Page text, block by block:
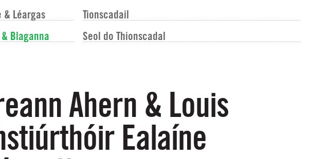
& Léargas
Blaganna
Tionscadail
Seol do Thionscadal
Ahern & Louis
Ealaíne